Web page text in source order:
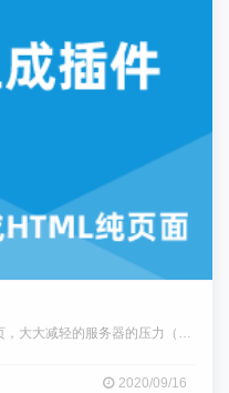
此插件可以将你的动态网页转成静态网页，大大减轻的服务器的压力（具测试数
2020/09/16